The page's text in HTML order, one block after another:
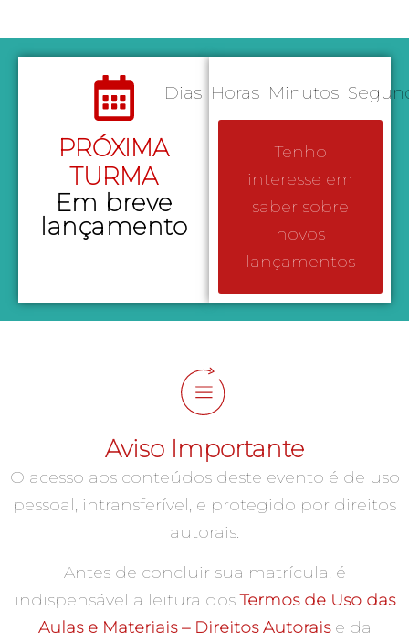
PRÓXIMA
TURMA
Em breve
lançamento
Dias Horas Minutos
Tenho
interesse em
saber sobre
novos
lançamentos
Aviso Importante
O acesso aos conteúdos deste evento é de uso
pessoal, intransferível, e protegido por direitos
autorais.
Antes de concluir sua matrícula, é
indispensável a leitura dosTermos de Uso das
Aulas e Materiais – Direitos Autoraise da